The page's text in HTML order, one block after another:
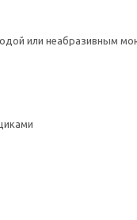
или неабразивным